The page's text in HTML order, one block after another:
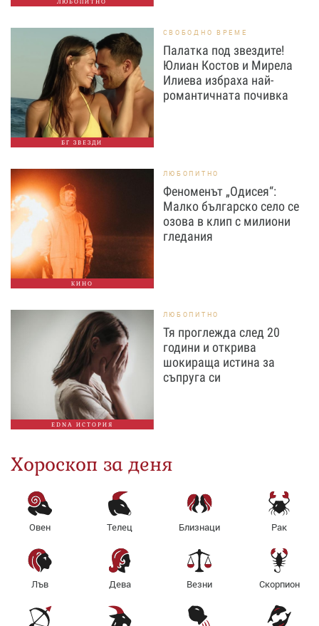
ЛЮБОПИТНО
БГ ЗВЕЗДИ
СВОБОДНО ВРЕМЕ
Палатка под звездите!
Юлиан Костов и Мирела
Илиева избраха най-
романтичната почивка
КИНО
ЛЮБОПИТНО
Феноменът „Одисея“:
Малко българско село се
озова в клип с милиони
гледания
EDNA ИСТОРИЯ
ЛЮБОПИТНО
Тя проглежда след 20
години и открива
шокираща истина за
съпруга си
Хороскоп за деня
Овен Телец Близнаци Рак
Лъв Дева Везни Скорпион